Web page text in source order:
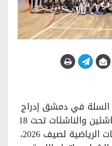
السلة في دمشق إدراج
بطولة 3×3 المفتوحة للناشئين والناشئات تحت 18
عاماً ضمن برنامج النشاطات الرياضية لصيف 2026،